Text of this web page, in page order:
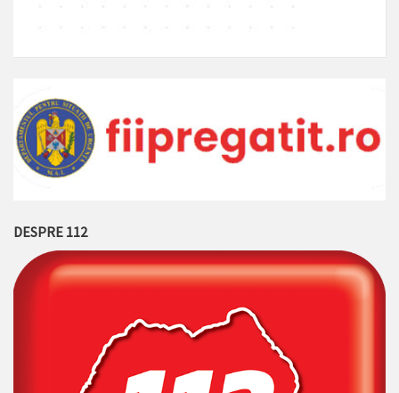
DESPRE 112